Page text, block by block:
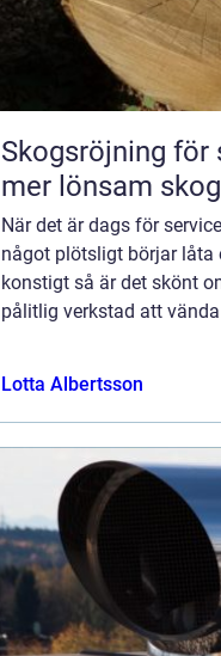
Skogsröjning för
mer lönsam skog
När det är dags för
något plötsligt börjar låta
konstigt så är det skönt
pålitlig verkstad att
Lotta Albertsson